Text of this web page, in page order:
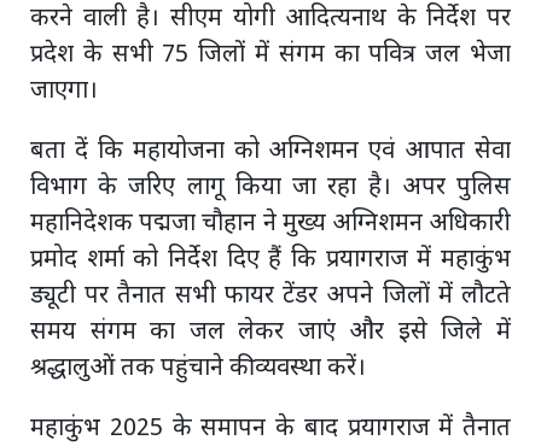
करने वाली है। सीएम योगी आदित्यनाथ के निर्देश पर
प्रदेश के सभी 75 जिलों में संगम का पवित्र जल भेजा
जाएगा।
बता दें कि महायोजना को अग्निशमन एवं आपात सेवा
विभाग के जरिए लागू किया जा रहा है। अपर पुलिस
महानिदेशक पद्मजा चौहान ने मुख्य अग्निशमन अधिकारी
प्रमोद शर्मा को निर्देश दिए हैं कि प्रयागराज में महाकुंभ
ड्यूटी पर तैनात सभी फायर टेंडर अपने जिलों में लौटते
समय संगम का जल लेकर जाएं और इसे जिले में
श्रद्धालुओं तक पहुंचाने की व्यवस्था करें।
महाकुंभ 2025 के समापन के बाद प्रयागराज में तैनात